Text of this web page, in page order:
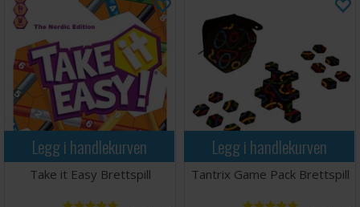
Legg i handlekurven
Take it Easy Brettspill
Legg i handlekurven
Tantrix Game Pack Brettspill